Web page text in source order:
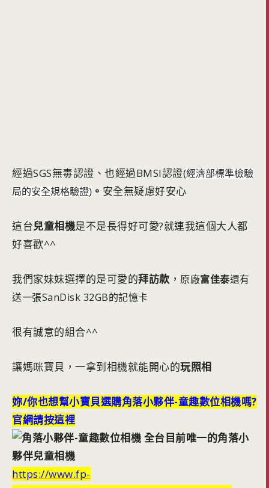
經過SGS無毒認證、也經過BMSI認證(經濟部標準檢驗
局的安全規格驗證) 。 安全無疑慮好安心
這台兒童相機是不是長得好可愛?就連我這個大人都
好喜歡^^
我們家妹妹選擇的是可愛的拜訪款 ， 原廠富佳泰還有
送一張SanDisk 32GB的記憶卡
很有誠意的組合^^
讓媽咪寶貝，一拿到相機就能開心的玩照相
妳/你也想幫小寶貝選購角落小夥伴-童趣數位相機嗎?
官網請按這裡
https://www.fp-